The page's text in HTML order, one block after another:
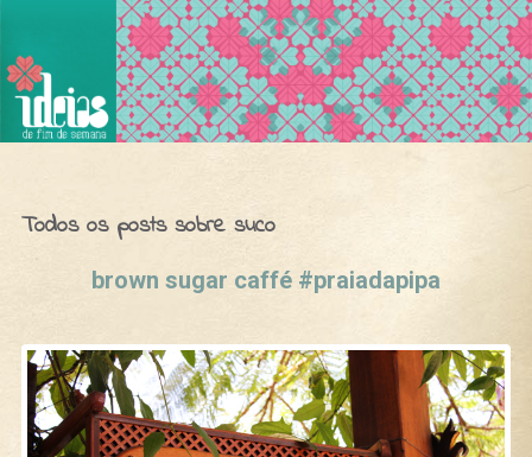
Ideias de Fim de Semana
Todos os posts sobre suco
brown sugar caffé #praiadapipa